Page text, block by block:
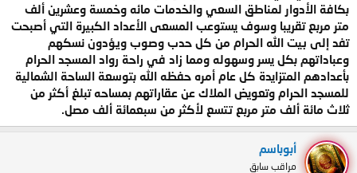
بكافة الأدوار لمناطق السعي والخدمات مائه وخمسة وعشرين ألف
متر مربع تقريبا وسوف يستوعب المسعى الأعداد الكبيرة التي أصبحت
تفد إلى بيت الله الحرام من كل حدب وصوب ويؤدون نسكهم
وعباداتهم بكل يسر وسهوله ومما زاد في راحة رواد المسجد الحرام
بأعدادهم المتزايدة كل عام أمره حفظه الله بتوسعة الساحة الشمالية
للمسجد الحرام وتعويض الملاك عن عقاراتهم بمساحه تبلغ أكثر من
ثلاث مائة ألف متر مربع تتسع لأكثر من سبعمائة ألف مصل.
أبوباسم
مراقب سابق